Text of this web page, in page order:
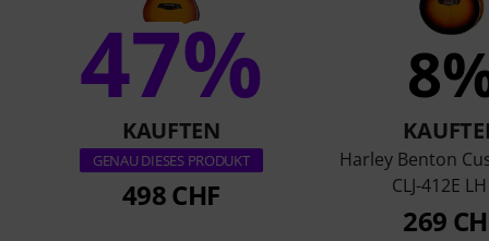
47%
KAUFTEN
GENAU DIESES PRODUKT
498 CHF
Harley Benton
CLJ-412E
269